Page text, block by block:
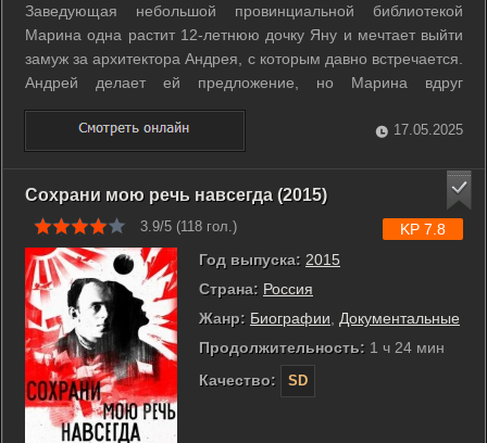
Заведующая небольшой провинциальной библиотекой
Марина одна растит 12-летнюю дочку Яну и мечтает выйти
замуж за архитектора Андрея, с которым давно встречается.
Андрей делает ей предложение, но Марина вдруг
обнаруживает у него в телефоне романтическую
переписку… Подруга Марины Татьяна предлагает ей своего
знакомого детектива, который находит ...
17.05.2025
Сохрани мою речь навсегда (2015)
3.9/5 (118 гол.)
Год выпуска: 2015
Страна: Россия
Жанр: Биографии
Документальные
Продолжительность: 1 ч 24 мин
Качество:
SD
KP 7.8